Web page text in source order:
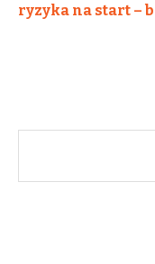
ryzyka na start –